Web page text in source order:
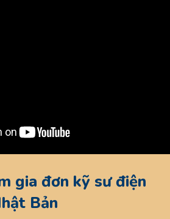
gia đơn kỹ sư điện
Bản